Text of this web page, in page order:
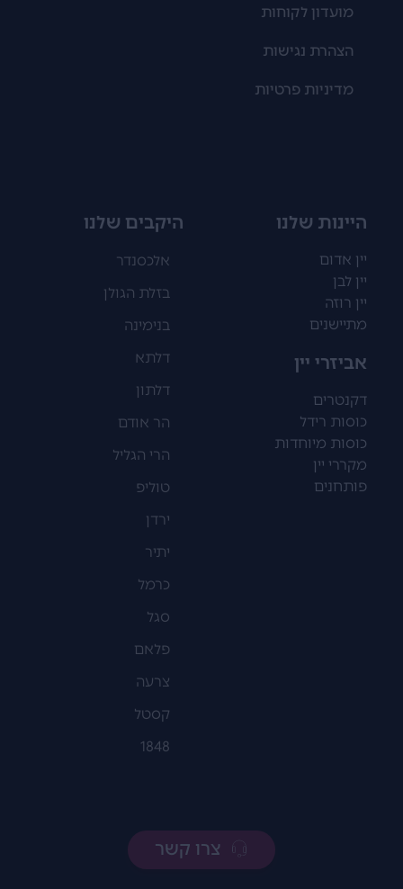
מועדון לקוחות
הצהרת נגישות
מדיניות פרטיות
היינות שלנו
יין אדום
יין לבן
יין רוזה
מתיישנים
אביזרי יין
דקנטרים
כוסות רידל
כוסות מיוחדות
מקררי יין
פותחנים
היקבים שלנו
אלכסנדר
בזלת הגולן
בנימינה
דלתא
דלתון
הר אודם
הרי הגליל
טוליפ
ירדן
יתיר
כרמל
סגל
פלאם
צרעה
קסטל
1848
צרו קשר